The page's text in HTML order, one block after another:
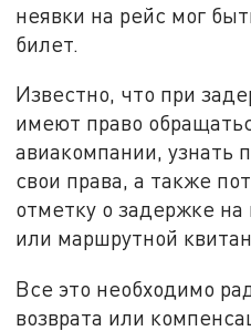
неявки на рейс мог
билет.
Известно, что при
имеют право
авиакомпании, узнать
свои права, а также
отметку о задержке
или маршрутной
Все это необходимо
возврата или